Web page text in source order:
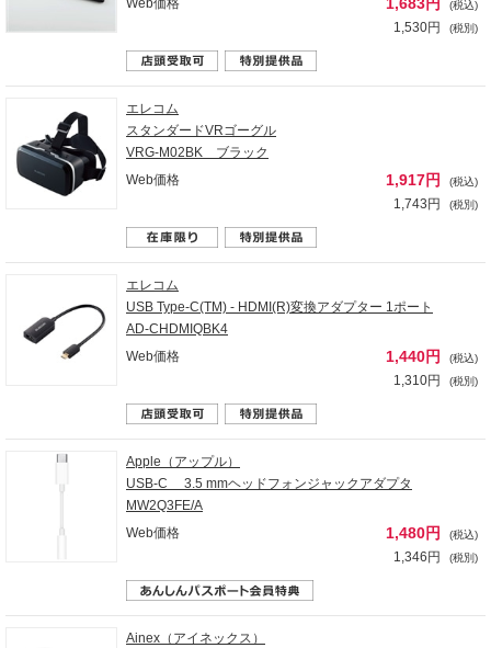
(税込)
1,530円 (税別)
エレコム
スタンダードVRゴーグル
VRG-M02BK ブラック
Web価格
1,917円 (税込)
1,743円 (税別)
エレコム
USB Type-C(TM) - HDMI(R)変換アダプター 1ポート
AD-CHDMIQBK4
Web価格
1,440円 (税込)
1,310円 (税別)
Apple（アップル）
USB-C 3.5 mmヘッドフォンジャックアダプタ
MW2Q3FE/A
Web価格
1,480円 (税込)
1,346円 (税別)
Ainex（アイネックス）